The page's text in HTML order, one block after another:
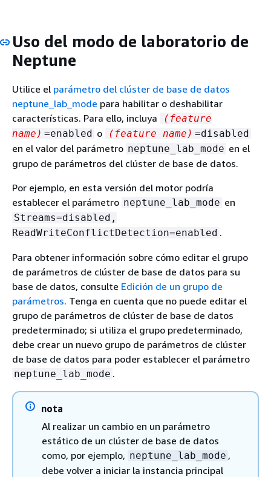
Uso del modo de laboratorio de
Neptune
Utilice el parámetro del clúster de base de datos
neptune_lab_mode para habilitar o deshabilitar
características. Para ello, incluya
(feature
name) =enabled o (feature name) =disabled
en el valor del parámetro neptune_lab_mode en el
grupo de parámetros del clúster de base de datos.
Por ejemplo, en esta versión del motor podría
establecer el parámetro neptune_lab_mode en
Streams=disabled,
ReadWriteConflictDetection=enabled .
Para obtener información sobre cómo editar el grupo
de parámetros de clúster de base de datos para su
base de datos, consulte Edición de un grupo de
parámetros. Tenga en cuenta que no puede editar el
grupo de parámetros de clúster de base de datos
predeterminado; si utiliza el grupo predeterminado,
debe crear un nuevo grupo de parámetros de clúster
de base de datos para poder establecer el parámetro
neptune_lab_mode .
nota
Al realizar un cambio en un parámetro
estático de un clúster de base de datos
como, por ejemplo, neptune_lab_mode ,
debe volver a iniciar la instancia principal